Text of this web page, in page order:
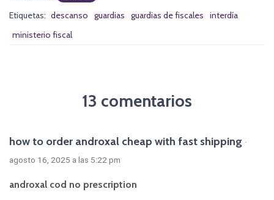
Etiquetas: descanso guardias guardias de fiscales
interdía
ministerio fiscal
13 comentarios
how to order androxal cheap with fast shipping ·
agosto 16, 2025 a las 5:22 pm
androxal cod no prescription